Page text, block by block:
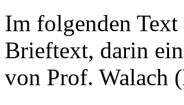
Im folgenden
Brieftext, darin
von Prof. Walach